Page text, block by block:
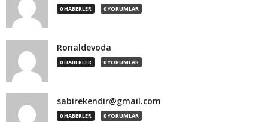
0 HABERLER 0 YORUMLAR
Ronaldevoda
0 HABERLER 0 YORUMLAR
sabirekendir@gmail.com
0 HABERLER 0 YORUMLAR